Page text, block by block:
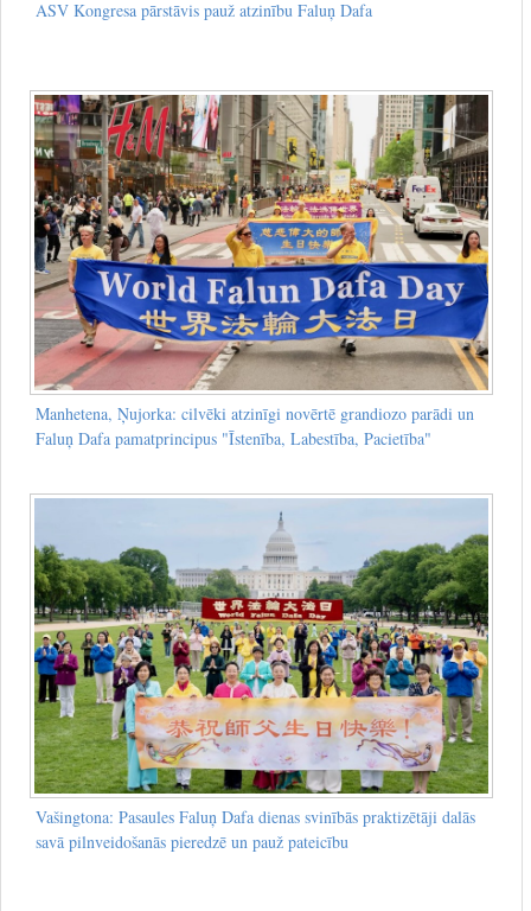
ASV Kongresa pārstāvis pauž atzinību Faluņ Dafa
Manhetena, Ņujorka: cilvēki atzinīgi novērtē grandiozo parādi un
Faluņ Dafa pamatprincipus "Īstenība, Labestība, Pacietība"
Vašingtona: Pasaules Faluņ Dafa dienas svinībās praktizētāji dalās
savā pilnveidošanās pieredzē un pauž pateicību